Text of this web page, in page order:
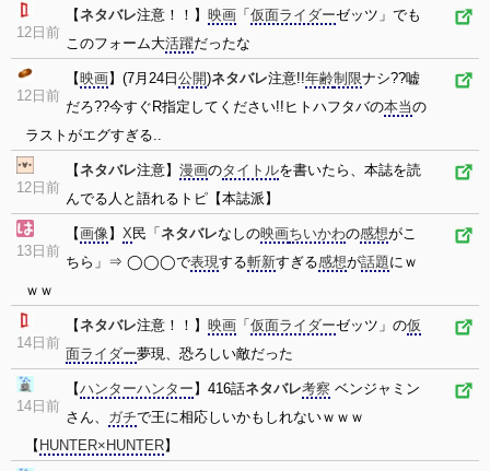
12日前
【ネタバレ注意！！】 映画 「 仮面ライダーゼッツ」でも
このフォーム大活躍だったな
12日前
【映画】(7月24日 公開)ネタバレ注意!!年齢制限ナシ??嘘
だろ??今すぐR指定してください!!ヒトハフタバの本当の
ラストがエグすぎる..
12日前
【ネタバレ注意】 漫画のタイトルを書いたら、本誌を読
んでる人と語れるトピ【本誌派】
13日前
【画像】 X民「 ネタバレなしの映画ちいかわの感想がこ
ちら」⇒ ◯◯◯で表現する斬新すぎる感想が話題にｗ
ｗｗ
14日前
【ネタバレ注意！！】 映画 「 仮面ライダーゼッツ」の仮
面ライダー夢現、恐ろしい敵だった
14日前
【ハンターハンター 】416話ネタバレ考察 ベンジャミン
さん、 ガチで王に相応しいかもしれないｗｗｗ
【 HUNTER×HUNTER】